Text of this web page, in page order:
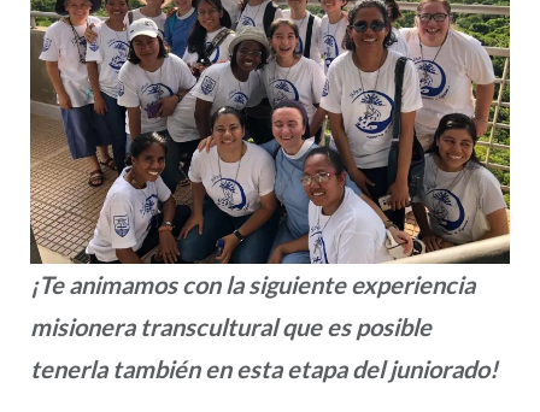
¡Te animamos con la siguiente experiencia
misionera transcultural que es posible
tenerla también en esta etapa del juniorado!